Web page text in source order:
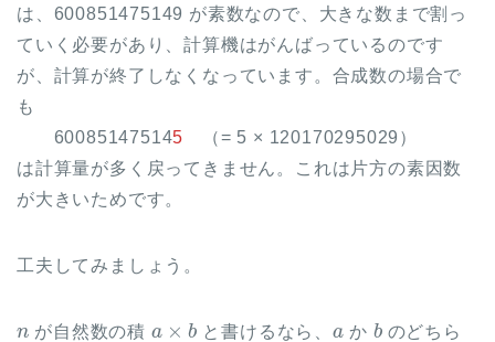
は、600851475149 が素数なので、大きな数まで割っ
ていく必要があり、計算機はがんばっているのです
が、計算が終了しなくなっています。合成数の場合で
も
600851475145 （= 5 × 120170295029）
は計算量が多く戻ってきません。これは片方の素因数
が大きいためです。
工夫してみましょう。
が自然数の積
b
と書けるなら、 か
b
のどちら